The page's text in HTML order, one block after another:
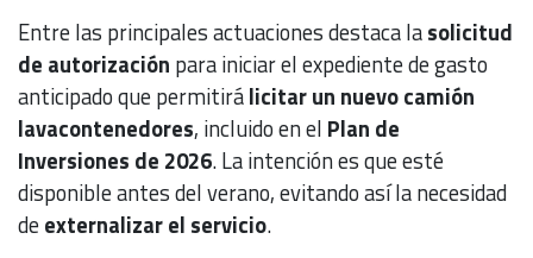
Entre las principales actuaciones destaca lasolicitud
de autorización para iniciar el expediente de gasto
anticipado que permitirálicitar un nuevo camión
lavacontenedores, incluido en el Plan de
Inversiones de 2026. La intención es que esté
disponible antes del verano, evitando así la necesidad
deexternalizar el servicio.